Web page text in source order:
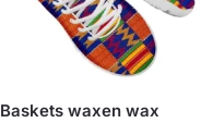
Baskets waxen wax